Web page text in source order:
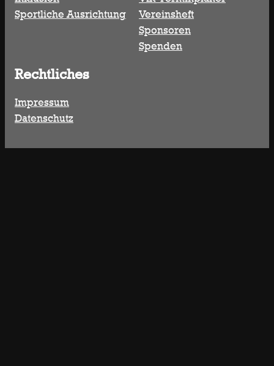
Sportliche Ausrichtung
Vereinsheft
Sponsoren
Spenden
Rechtliches
Impressum
Datenschutz